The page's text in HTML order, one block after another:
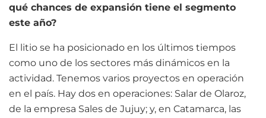
qué chances de expansión tiene el segmento
este año?
El litio se ha posicionado en los últimos tiempos
como uno de los sectores más dinámicos en la
actividad. Tenemos varios proyectos en operación
en el país. Hay dos en operaciones: Salar de Olaroz,
de la empresa Sales de Jujuy; y, en Catamarca, las